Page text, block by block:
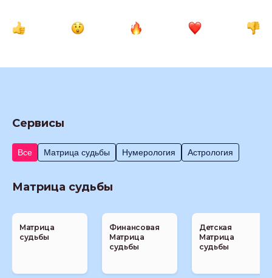
Сервисы
Все Матрица судьбы Нумерология Астрология
Матрица судьбы
Матрица
судьбы
Финансовая
Матрица
судьбы
Детская
Матрица
судьбы